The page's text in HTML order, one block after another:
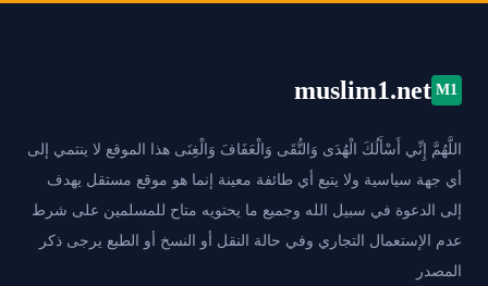
M1
muslim1.net
اللَّهُمَّ إِنِّي أَسْأَلُكَ الْهُدَى وَالتُّقَى وَالْعَفَافَ وَالْغِنَى هذا الموقع لا ينتمي إلى
أي جهة سياسية ولا يتبع أي طائفة معينة إنما هو موقع مستقل يهدف
إلى الدعوة في سبيل الله وجميع ما يحتويه متاح للمسلمين على شرط
عدم الإستعمال التجاري وفي حالة النقل أو النسخ أو الطبع يرجى ذكر
المصدر